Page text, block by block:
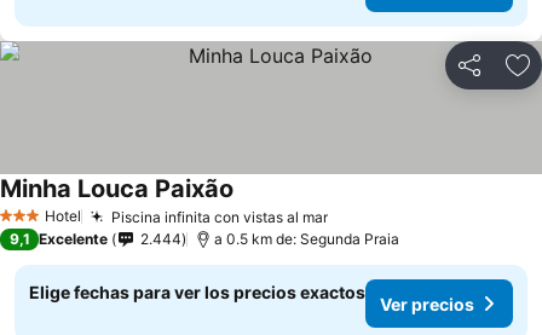
Compartir
3 Estrellas
Hotel Piscina infinita con vistas al mar
Minha Louca Paixão
9,1 Excelente 2.444 a 0.5 km de: Segunda Praia
Elige fechas para ver los precios exactos
Ver precios